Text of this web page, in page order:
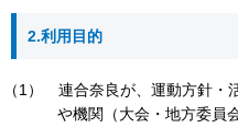
2.利用目的
連合奈良が、運動方針・
や機関（大会・地方委員